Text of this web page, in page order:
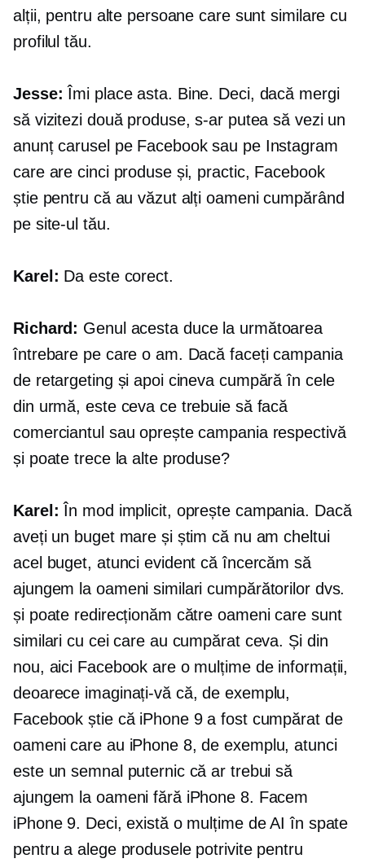
alții, pentru alte persoane care sunt similare cu
profilul tău.
Jesse: Îmi place asta. Bine. Deci, dacă mergi
să vizitezi două produse, s-ar putea să vezi un
anunț carusel pe Facebook sau pe Instagram
care are cinci produse și, practic, Facebook
știe pentru că au văzut alți oameni cumpărând
pe site-ul tău.
Karel: Da este corect.
Richard: Genul acesta duce la următoarea
întrebare pe care o am. Dacă faceți campania
de retargeting și apoi cineva cumpără în cele
din urmă, este ceva ce trebuie să facă
comerciantul sau oprește campania respectivă
și poate trece la alte produse?
Karel: În mod implicit, oprește campania. Dacă
aveți un buget mare și știm că nu am cheltui
acel buget, atunci evident că încercăm să
ajungem la oameni similari cumpărătorilor dvs.
și poate redirecționăm către oameni care sunt
similari cu cei care au cumpărat ceva. Și din
nou, aici Facebook are o mulțime de informații,
deoarece imaginați-vă că, de exemplu,
Facebook știe că iPhone 9 a fost cumpărat de
oameni care au iPhone 8, de exemplu, atunci
este un semnal puternic că ar trebui să
ajungem la oameni fără iPhone 8. Facem
iPhone 9. Deci, există o mulțime de AI în spate
pentru a alege produsele potrivite pentru